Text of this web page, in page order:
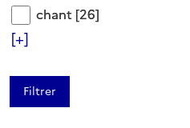
chantchant [26]
[+]
ARTICLE